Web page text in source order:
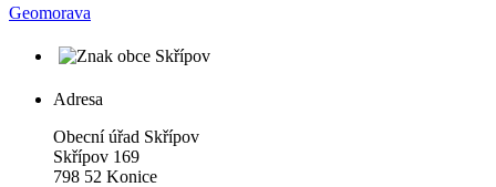
Geomorava
Adresa
Obecní úřad Skřípov
Skřípov 169
798 52 Konice